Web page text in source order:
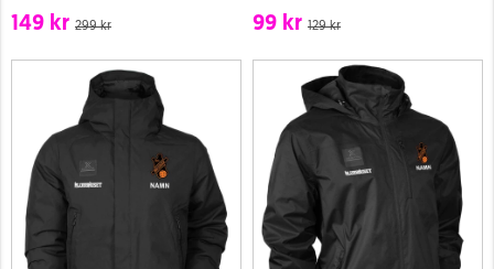
149 kr 299 kr 99 kr 129 kr